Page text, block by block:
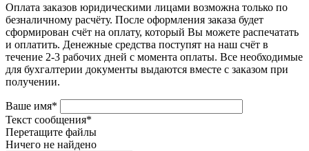
Оплата заказов юридическими лицами возможна только по
безналичному расчёту. После оформления заказа будет
сформирован счёт на оплату, который Вы можете распечатать
и оплатить. Денежные средства поступят на наш счёт в
течение 2-3 рабочих дней с момента оплаты. Все необходимые
для бухгалтерии документы выдаются вместе с заказом при
получении.
Ваше имя*
Текст сообщения*
Перетащите файлы
Ничего не найдено